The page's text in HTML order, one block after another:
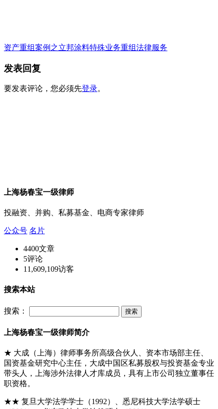
资产重组案例之立邦涂料特殊业务重组法律服务
发表回复
要发表评论，您必须先登录。
上海杨春宝一级律师
投融资、并购、私募基金、电商专家律师
公众号 名片
4400文章
5评论
11,609,109访客
搜索本站
搜索：
上海杨春宝一级律师简介
★ 大成（上海）律师事务所高级合伙人、资本市场部主任、
国资基金研究中心主任，大成中国区私募股权与投资基金专业
带头人，上海涉外法律人才库成员，具有上市公司独立董事任
职资格。
★★ 复旦大学法学学士（1992）、悉尼科技大学法学硕士